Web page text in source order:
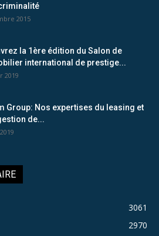
2015
la 1ère édition du Salon de
international de prestige...
2019
Group: Nos expertises du leasing et
de...
3061
2970